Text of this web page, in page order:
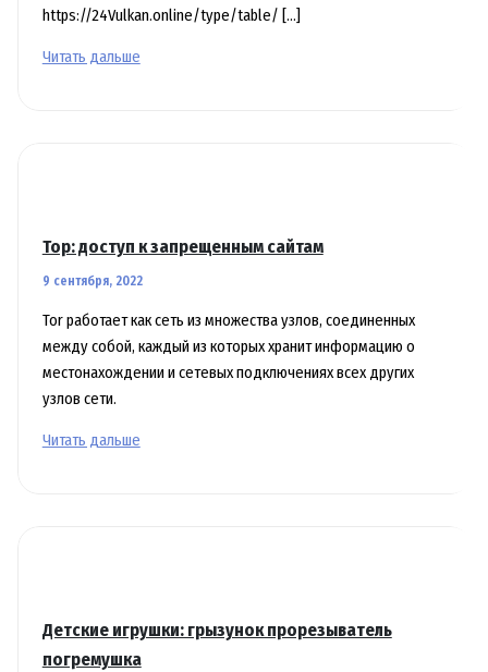
https://24Vulkan.online/type/table/ […]
Онлайн
азартных
Читать дальше
Тор: доступ к запрещенным сайтам
9 сентября, 2022
Tor работает как сеть из множества узлов, соединенных
между собой, каждый из которых хранит информацию о
местонахождении и сетевых подключениях всех других
узлов сети.
Тор:
Читать дальше
Детские игрушки: грызунок прорезыватель
погремушка